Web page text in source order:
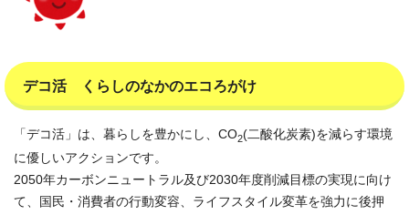
デコ活 くらしのなかのエコろがけ
「デコ活」は、暮らしを豊かにし、CO2(二酸化炭素)を減らす環境
に優しいアクションです。
2050年カーボンニュートラル及び2030年度削減目標の実現に向け
て、国民・消費者の行動変容、ライフスタイル変革を強力に後押